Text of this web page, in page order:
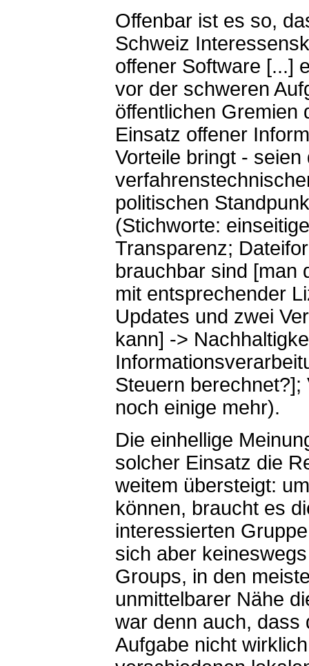
Offenbar ist es so,
Schweiz
offener Software [...]
vor der schweren
öffentlichen Gremien
Einsatz offener
Vorteile bringt -
politischen
(Stichworte:
Transparenz;
brauchbar sind [man
mit entsprechender
Updates und zwei
kann] ->
Steuern
noch einige mehr).
Die einhellige
solcher Einsatz die
weitem übersteigt:
können, braucht es
interessierten
sich aber
Groups, in den
unmittelbarer Nähe
war denn auch, dass
Aufgabe nicht